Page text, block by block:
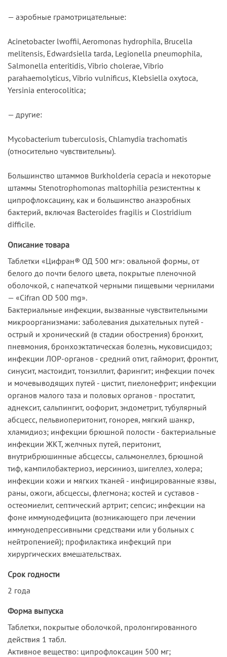
— аэробные грамотрицательные:
Acinetobacter lwoffii, Aeromonas hydrophila, Brucella
melitensis, Edwardsiella tarda, Legionella pneumophila,
Salmonella enteritidis, Vibrio cholerae, Vibrio
parahaemolyticus, Vibrio vulnificus, Klebsiella oxytoca,
Yersinia enterocolitica;
— другие:
Mycobacterium tuberculosis, Chlamydia trachomatis
(относительно чувствительны).
Большинство штаммов Burkholderia cepacia и некоторые
штаммы Stenotrophomonas maltophilia резистентны к
ципрофлоксацину, как и большинство анаэробных
бактерий, включая Bacteroides fragilis и Clostridium
difficile.
Описание товара
Таблетки «Цифран® ОД 500 мг»: овальной формы, от
белого до почти белого цвета, покрытые пленочной
оболочкой, с напечаткой черными пищевыми чернилами
— «Cifran OD 500 mg».
Бактериальные инфекции, вызванные чувствительными
микроорганизмами: заболевания дыхательных путей -
острый и хронический (в стадии обострения) бронхит,
пневмония, бронхоэктатическая болезнь, муковисцидоз;
инфекции ЛОР-органов - средний отит, гайморит, фронтит,
синусит, мастоидит, тонзиллит, фарингит; инфекции почек
и мочевыводящих путей - цистит, пиелонефрит; инфекции
органов малого таза и половых органов - простатит,
аднексит, сальпингит, оофорит, эндометрит, тубулярный
абсцесс, пельвиоперитонит, гонорея, мягкий шанкр,
хламидиоз; инфекции брюшной полости - бактериальные
инфекции ЖКТ, желчных путей, перитонит,
внутрибрюшинные абсцессы, сальмонеллез, брюшной
тиф, кампилобактериоз, иерсиниоз, шигеллез, холера;
инфекции кожи и мягких тканей - инфицированные язвы,
раны, ожоги, абсцессы, флегмона; костей и суставов -
остеомиелит, септический артрит; сепсис; инфекции на
фоне иммунодефицита (возникающего при лечении
иммунодепрессивными средствами или у больных с
нейтропенией); профилактика инфекций при
хирургических вмешательствах.
Срок годности
2 года
Форма выпуска
Таблетки, покрытые оболочкой, пролонгированного
действия 1 табл.
Активное вещество: ципрофлоксацин 500 мг;